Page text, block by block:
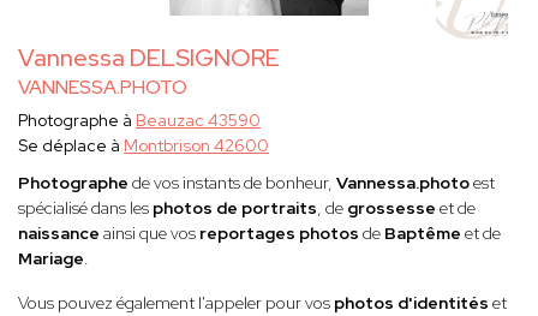
Vannessa DELSIGNORE
VANNESSA.PHOTO
Photographe à Beauzac 43590
Se déplace à Montbrison 42600
Photographe de vos instants de bonheur, Vannessa.photoest
spécialisé dans les photos de portraits, de grossesse et de
naissance ainsi que vos reportages photos de Baptême et de
Mariage.
Vous pouvez également l'appeler pour vos photos d'identités et